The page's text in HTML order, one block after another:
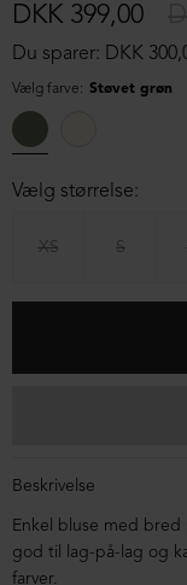
Du sparer: DKK
DKK 399,00
Vælg farve: Støvet grøn
Vælg størrelse:
XS S
Beskrivelse
Enkel bluse med bred
god til lag-på-lag og
farver.